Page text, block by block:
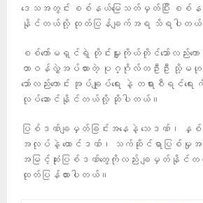
ဒေသအတွင်း စစ်နယ်မြေသတ်မှတ်ပြီး စစ်န
နိုင်တယ်လို့ ထုတ်ပြန်ချက်အရ သိရပါတယ်
စစ်ကော်မရှင်ရဲ့ တိုင်းမှူးကိုယ်တိုင်သော်လည်းကော
တာဝန်လွှဲအပ်ထား‌တဲ့ ပုဂ္ဂိုလ်တဦးဦး သို့မ
သော်လည်းကောင်း အုပ်ချုပ်ရေး နဲ့ တရားစီရင်ရ
လုပ်ဆောင်နိုင်တယ်လို့ ဆိုပါတယ်။
ပြစ်ဒဏ်ချမှတ်ခြင်းအနေနဲ့ သေဒဏ်၊
အလုပ်နဲ့ ထောင်ဒဏ်၊ သက်ဆိုင်ရာပြစ်မှု
အမြင့်ဆုံးပြစ်ဒဏ်တွေကိုလည်း ချမှတ်နိုင်
ထုတ်ပြန်ထားပါတယ်။